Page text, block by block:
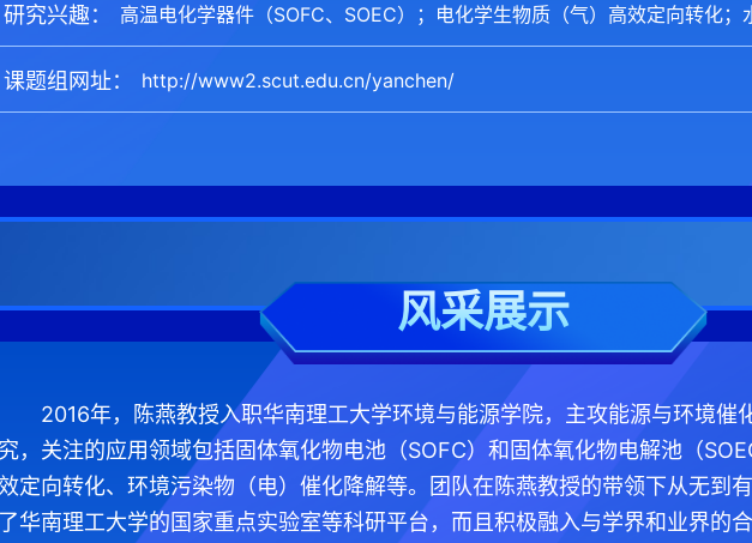
研究兴趣：
课题组网址：
风采展示
2016年，陈燕教授入职华南理工大学环境与能源学院，主攻能源与环境催
究，关注的应用领域包括固体氧化物电池（SOFC）和固体氧化物电解池（
定向转化、环境污染物（电）催化降解等。团队在陈燕教授的带领下从无到
了华南理工大学的国家重点实验室等科研平台，而且积极融入与学界和业界的